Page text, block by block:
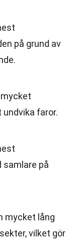
på grund av
faror.
på
mycket lång
vilket gör